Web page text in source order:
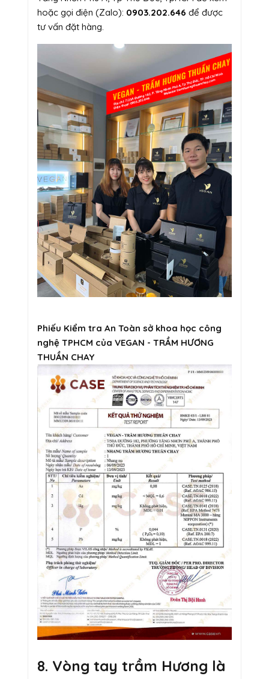
hoặc gọi điện (Zalo): 0903.202.646 để được
tư vấn đặt hàng.
Phiếu Kiểm tra An Toàn sở khoa học công
nghệ TPHCM của VEGAN - TRẦM HƯƠNG
THUẦN CHAY
8. Vòng tay trầm Hương là